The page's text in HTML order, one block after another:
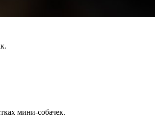
мини-собачек.